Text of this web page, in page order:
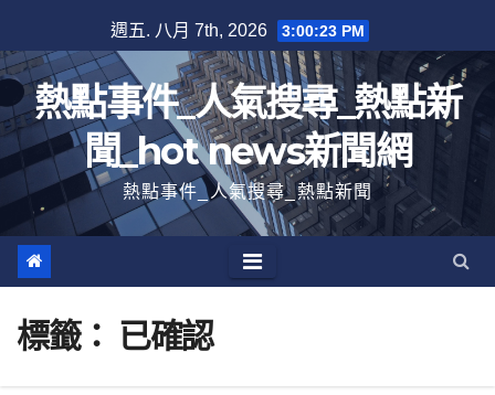
至
內
容
週五. 八月 7th, 2026 3:00:23 PM
熱點事件_人氣搜尋_熱點新
聞_hot news新聞網
熱點事件_人氣搜尋_熱點新聞
標籤： 已確認